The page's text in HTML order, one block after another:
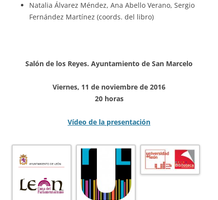
Natalia Álvarez Méndez, Ana Abello Verano, Sergio
Fernández Martínez (coords. del libro)
Salón de los Reyes. Ayuntamiento de San Marcelo
Viernes, 11 de noviembre de 2016
20 horas
Vídeo de la presentación